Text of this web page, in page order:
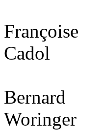
Françoise
Cadol
Bernard
Woringer